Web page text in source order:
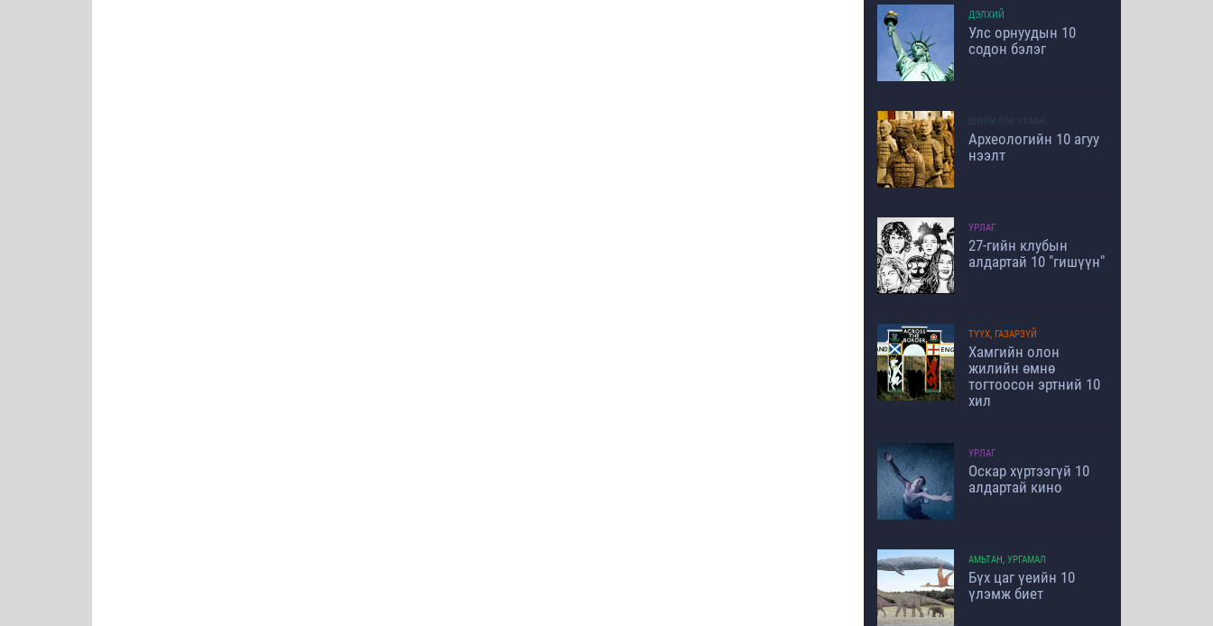
ДЭЛХИЙ
Улс орнуудын 10
содон бэлэг
ШИНЖЛЭХ УХААН
Археологийн 10 агуу
нээлт
УРЛАГ
27-гийн клубын
алдартай 10 "гишүүн"
ТҮҮХ, ГАЗАРЗҮЙ
Хамгийн олон
жилийн өмнө
тогтоосон эртний 10
хил
УРЛАГ
Оскар хүртээгүй 10
алдартай кино
АМЬТАН, УРГАМАЛ
Бүх цаг үеийн 10
үлэмж биет